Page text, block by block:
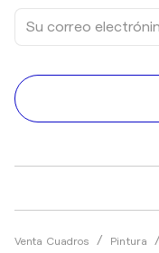
Venta Cuadros Pintura